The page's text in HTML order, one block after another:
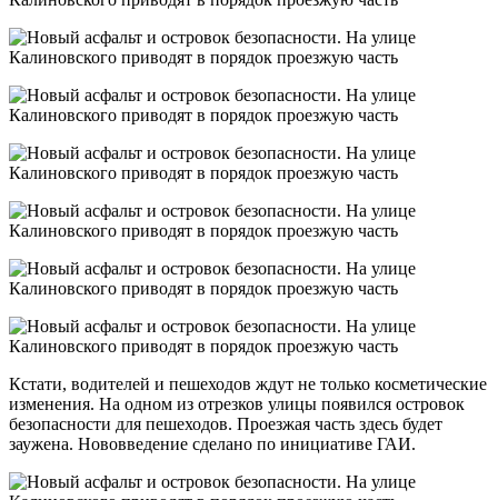
Кстати, водителей и пешеходов ждут не только косметические
изменения. На одном из отрезков улицы появился островок
безопасности для пешеходов. Проезжая часть здесь будет
заужена. Нововведение сделано по инициативе ГАИ.